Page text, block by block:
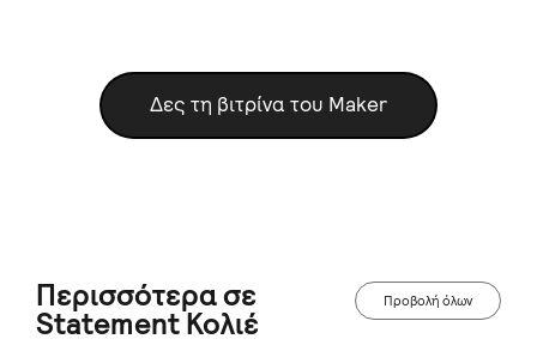
Δες τη βιτρίνα του Maker
Περισσότερα σε
Statement Κολιέ
Προβολή όλων